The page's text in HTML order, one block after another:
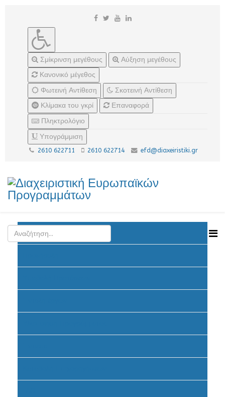
Σμίκρινση μεγέθους
Αύξηση μεγέθους
Κανονικό μέγεθος
Φωτεινή Αντίθεση
Σκοτεινή Αντίθεση
Κλίμακα του γκρί
Επαναφορά
Πληκτρολόγιο
Υπογράμμιση
2610 622711 2610 622714 efd@diaxeiristiki.gr
Ανακοινώσεις